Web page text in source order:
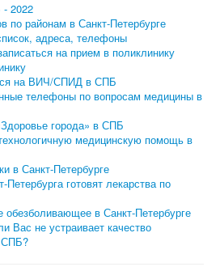
- 2022
по районам в Санкт-Петербурге
адреса, телефоны
на прием в поликлинику
на ВИЧ/СПИД в СПБ
телефоны по вопросам медицины в
города» в СПБ
медицинскую помощь в
в Санкт-Петербурге
Петербурга готовят лекарства по
обезболивающее в Санкт-Петербурге
Вас не устраивает качество
СПБ?